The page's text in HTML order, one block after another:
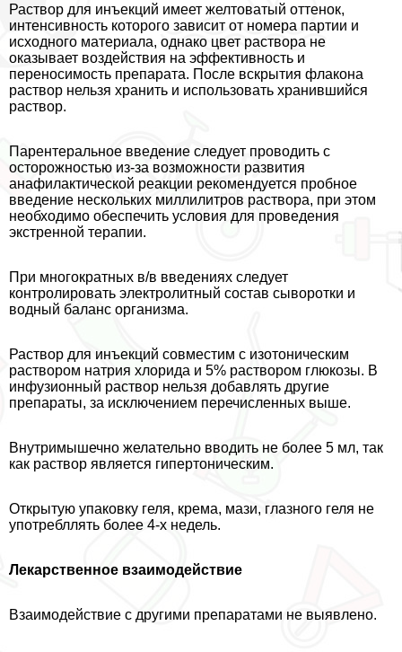
Раствор для инъекций имеет желтоватый оттенок,
интенсивность которого зависит от номера партии и
исходного материала, однако цвет раствора не
оказывает воздействия на эффективность и
переносимость препарата. После вскрытия флакона
раствор нельзя хранить и использовать хранившийся
раствор.
Парентеральное введение следует проводить с
осторожностью из-за возможности развития
анафилактической реакции рекомендуется пробное
введение нескольких миллилитров раствора, при этом
необходимо обеспечить условия для проведения
экстренной терапии.
При многократных в/в введениях следует
контролировать электролитный состав сыворотки и
водный баланс организма.
Раствор для инъекций совместим с изотоническим
раствором натрия хлорида и 5% раствором глюкозы. В
инфузионный раствор нельзя добавлять другие
препараты, за исключением перечисленных выше.
Внутримышечно желательно вводить не более 5 мл, так
как раствор является гипертоническим.
Открытую упаковку геля, крема, мази, глазного геля не
употрeбллять более 4-х недель.
Лекарственное взаимодействие
Взаимодействие с другими препаратами не выявлено.